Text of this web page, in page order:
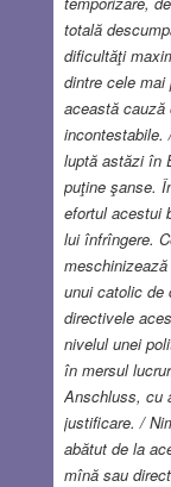
totală
dificultăţi
dintre cele mai
această cauză
incontestabile.
luptă astăzi în
puţine şanse.
efortul acestui
lui înfrîngere.
unui catolic de
directivele
nivelul unei
în mersul
Anschluss, cu
justificare. /
abătut de la
mînă sau